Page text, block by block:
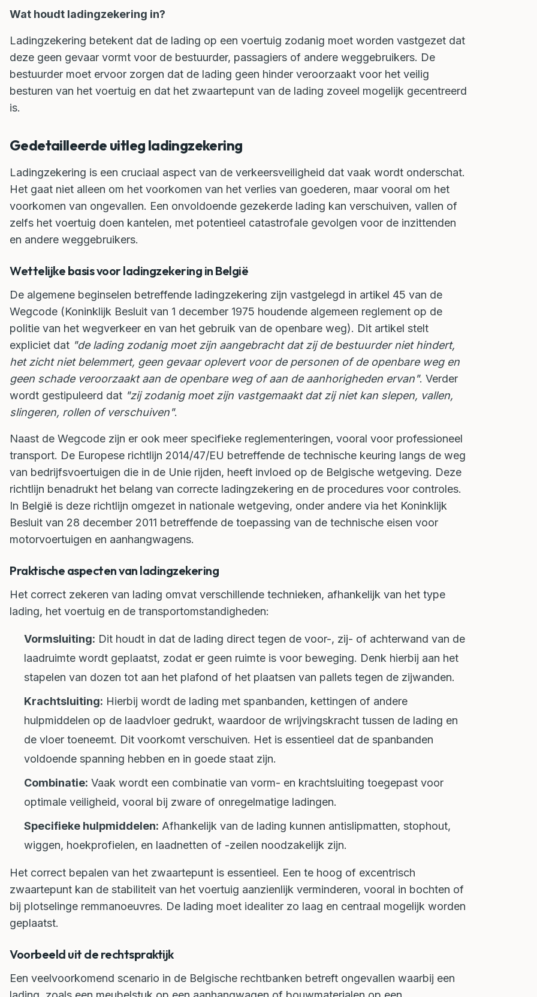
Wat houdt ladingzekering in?
Ladingzekering betekent dat de lading op een voertuig zodanig moet worden vastgezet dat
deze geen gevaar vormt voor de bestuurder, passagiers of andere weggebruikers. De
bestuurder moet ervoor zorgen dat de lading geen hinder veroorzaakt voor het veilig
besturen van het voertuig en dat het zwaartepunt van de lading zoveel mogelijk gecentreerd
is.
Gedetailleerde uitleg ladingzekering
Ladingzekering is een cruciaal aspect van de verkeersveiligheid dat vaak wordt onderschat.
Het gaat niet alleen om het voorkomen van het verlies van goederen, maar vooral om het
voorkomen van ongevallen. Een onvoldoende gezekerde lading kan verschuiven, vallen of
zelfs het voertuig doen kantelen, met potentieel catastrofale gevolgen voor de inzittenden
en andere weggebruikers.
Wettelijke basis voor ladingzekering in België
De algemene beginselen betreffende ladingzekering zijn vastgelegd in artikel 45 van de
Wegcode (Koninklijk Besluit van 1 december 1975 houdende algemeen reglement op de
politie van het wegverkeer en van het gebruik van de openbare weg). Dit artikel stelt
expliciet dat "de lading zodanig moet zijn aangebracht dat zij de bestuurder niet hindert,
het zicht niet belemmert, geen gevaar oplevert voor de personen of de openbare weg en
geen schade veroorzaakt aan de openbare weg of aan de aanhorigheden ervan". Verder
wordt gestipuleerd dat "zij zodanig moet zijn vastgemaakt dat zij niet kan slepen, vallen,
slingeren, rollen of verschuiven".
Naast de Wegcode zijn er ook meer specifieke reglementeringen, vooral voor professioneel
transport. De Europese richtlijn 2014/47/EU betreffende de technische keuring langs de weg
van bedrijfsvoertuigen die in de Unie rijden, heeft invloed op de Belgische wetgeving. Deze
richtlijn benadrukt het belang van correcte ladingzekering en de procedures voor controles.
In België is deze richtlijn omgezet in nationale wetgeving, onder andere via het Koninklijk
Besluit van 28 december 2011 betreffende de toepassing van de technische eisen voor
motorvoertuigen en aanhangwagens.
Praktische aspecten van ladingzekering
Het correct zekeren van lading omvat verschillende technieken, afhankelijk van het type
lading, het voertuig en de transportomstandigheden:
Vormsluiting: Dit houdt in dat de lading direct tegen de voor-, zij- of achterwand van de
laadruimte wordt geplaatst, zodat er geen ruimte is voor beweging. Denk hierbij aan het
stapelen van dozen tot aan het plafond of het plaatsen van pallets tegen de zijwanden.
Krachtsluiting: Hierbij wordt de lading met spanbanden, kettingen of andere
hulpmiddelen op de laadvloer gedrukt, waardoor de wrijvingskracht tussen de lading en
de vloer toeneemt. Dit voorkomt verschuiven. Het is essentieel dat de spanbanden
voldoende spanning hebben en in goede staat zijn.
Combinatie: Vaak wordt een combinatie van vorm- en krachtsluiting toegepast voor
optimale veiligheid, vooral bij zware of onregelmatige ladingen.
Specifieke hulpmiddelen: Afhankelijk van de lading kunnen antislipmatten, stophout,
wiggen, hoekprofielen, en laadnetten of -zeilen noodzakelijk zijn.
Het correct bepalen van het zwaartepunt is essentieel. Een te hoog of excentrisch
zwaartepunt kan de stabiliteit van het voertuig aanzienlijk verminderen, vooral in bochten of
bij plotselinge remmanoeuvres. De lading moet idealiter zo laag en centraal mogelijk worden
geplaatst.
Voorbeeld uit de rechtspraktijk
Een veelvoorkomend scenario in de Belgische rechtbanken betreft ongevallen waarbij een